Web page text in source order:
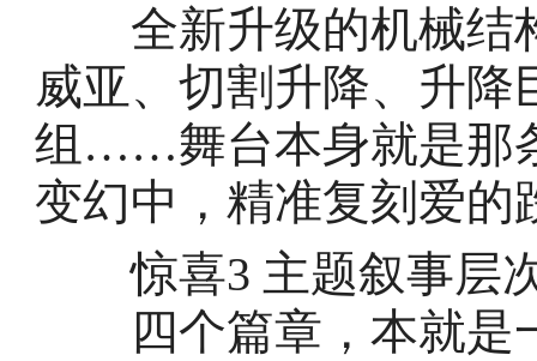
全新升级的机械结
威亚、切割升降、升
组……舞台本身就是那
变幻中，精准复刻爱的
惊喜3 主题叙事层次
四个篇章，本就是